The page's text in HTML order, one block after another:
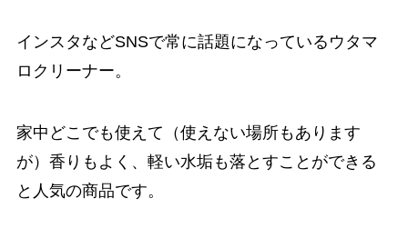
インスタなどSNSで常に話題になっているウタマ
ロクリーナー。
家中どこでも使えて（使えない場所もあります
が）香りもよく、軽い水垢も落とすことができる
と人気の商品です。